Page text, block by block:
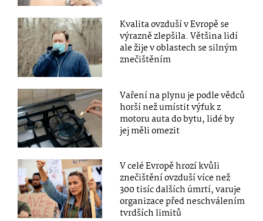
Kvalita ovzduší v Evropě se
výrazně zlepšila. Většina lidí
ale žije v oblastech se silným
znečištěním
Vaření na plynu je podle vědců
horší než umístit výfuk z
motoru auta do bytu, lidé by
jej měli omezit
V celé Evropě hrozí kvůli
znečištění ovzduší více než
300 tisíc dalších úmrtí, varuje
organizace před neschválením
tvrdších limitů